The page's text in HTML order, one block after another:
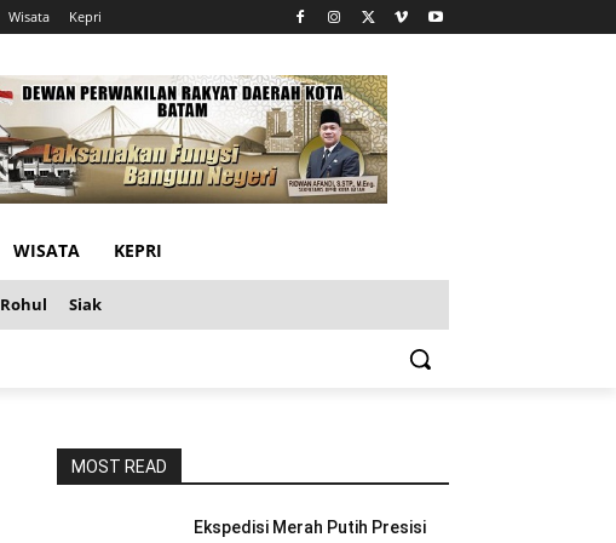
Wisata Kepri
WISATA KEPRI
Rohul Siak
MOST READ
Ekspedisi Merah Putih Presisi